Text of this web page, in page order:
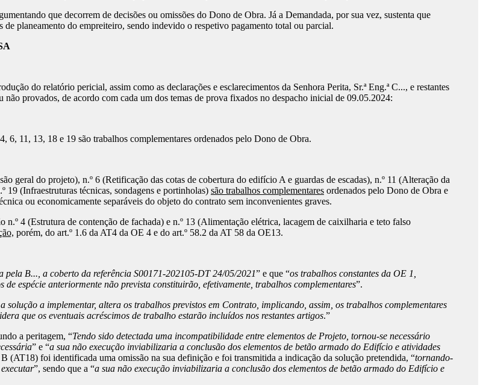
que decorrem de decisões ou omissões do Dono de Obra. Já a Demandada, por sua vez, sustenta que
planeamento do empreiteiro, sendo indevido o respetivo pagamento total ou parcial.
do relatório pericial, assim como as declarações e esclarecimentos da Senhora Perita, Sr.ª Eng.ª C..., e restantes
provados, de acordo com cada um dos temas de prova fixados no despacho inicial de 09.05.2024:
11, 13, 18 e 19 são trabalhos complementares ordenados pelo Dono de Obra.
geral do projeto), n.º 6 (Retificação das cotas de cobertura do edifício A e guardas de escadas), n.º 11 (Alteração da
(Infraestruturas técnicas, sondagens e portinholas) são trabalhos complementares ordenados pelo Dono de Obra e
ou economicamente separáveis do objeto do contrato sem inconvenientes graves.
n.º 4 (Estrutura de contenção de fachada) e n.º 13 (Alimentação elétrica, lacagem de caixilharia e teto falso
porém, do art.º 1.6 da AT4 da OE 4 e do art.º 58.2 da AT 58 da OE13.
B..., a coberto da referência S00171-202105-DT 24/05/2021” e que “os trabalhos constantes da OE 1,
espécie anteriormente não prevista constituirão, efetivamente, trabalhos complementares”.
solução a implementar, altera os trabalhos previstos em Contrato, implicando, assim, os trabalhos complementares
que os eventuais acréscimos de trabalho estarão incluídos nos restantes artigos.”
a peritagem, “Tendo sido detectada uma incompatibilidade entre elementos de Projeto, tornou-se necessário
” e “a sua não execução inviabilizaria a conclusão dos elementos de betão armado do Edifício e atividades
(AT18) foi identificada uma omissão na sua definição e foi transmitida a indicação da solução pretendida, “tornando-
”, sendo que a “a sua não execução inviabilizaria a conclusão dos elementos de betão armado do Edifício e